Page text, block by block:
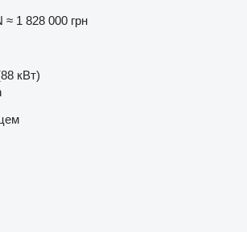
≈ 1 828 000 грн
кВт)